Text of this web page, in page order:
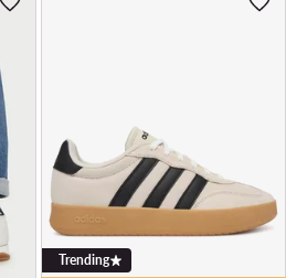
Trending